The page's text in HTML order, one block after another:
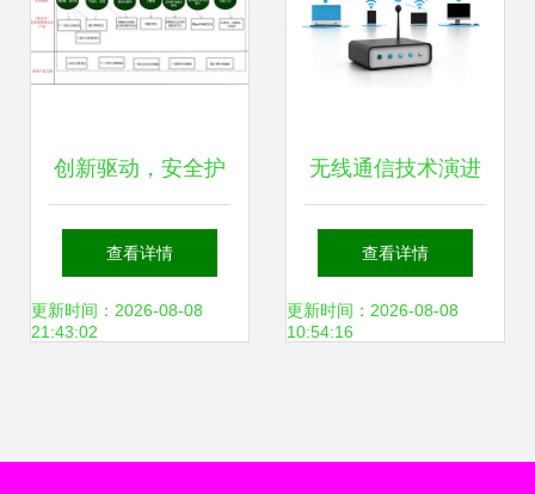
创新驱动，安全护
航 某上市公司网络
安全系列产品研发
查看详情
更新时间：2026-08-08
21:43:02
无线通信技术演进
从蜂窝网络到未来
创新
查看详情
更新时间：2026-08-08
10:54:16